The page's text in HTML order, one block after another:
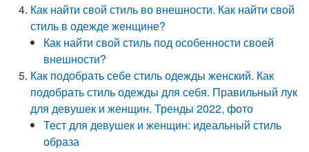
Как найти свой стиль во внешности. Как найти свой
стиль в одежде женщине?
Как найти свой стиль под особенности своей
внешности?
Как подобрать себе стиль одежды женский. Как
подобрать стиль одежды для себя. Правильный лук
для девушек и женщин. Тренды 2022, фото
Тест для девушек и женщин: идеальный стиль
образа